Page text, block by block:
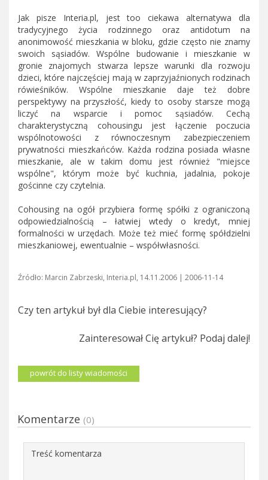
Jak pisze Interia.pl, jest too ciekawa alternatywa dla
tradycyjnego życia rodzinnego oraz antidotum na
anonimowość mieszkania w bloku, gdzie często nie znamy
swoich sąsiadów. Wspólne budowanie i mieszkanie w
gronie znajomych stwarza lepsze warunki dla rozwoju
dzieci, które najczęściej mają w zaprzyjaźnionych rodzinach
rówieśników. Wspólne mieszkanie daje też dobre
perspektywy na przyszłość, kiedy to osoby starsze mogą
liczyć na wsparcie i pomoc sąsiadów. Cechą
charakterystyczną cohousingu jest łączenie poczucia
wspólnotowości z równoczesnym zabezpieczeniem
prywatności mieszkańców. Każda rodzina posiada własne
mieszkanie, ale w takim domu jest również "miejsce
wspólne", którym może być kuchnia, jadalnia, pokoje
gościnne czy czytelnia.
Cohousing na ogół przybiera formę spółki z ograniczoną
odpowiedzialnością – łatwiej wtedy o kredyt, mniej
formalności w urzędach. Może też mieć formę spółdzielni
mieszkaniowej, ewentualnie – współwłasności.
Źródło: Marcin Zabrzeski, Interia.pl, 14.11.2006 | 2006-11-14
Czy ten artykuł był dla Ciebie interesujący?
Zainteresował Cię artykuł? Podaj dalej!
powrót do listy wiadomości
Komentarze (0)